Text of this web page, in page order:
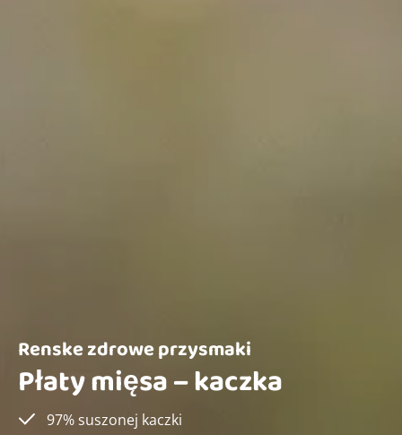
Renske zdrowe przysmaki
Płaty mięsa – kaczka
97% suszonej kaczki